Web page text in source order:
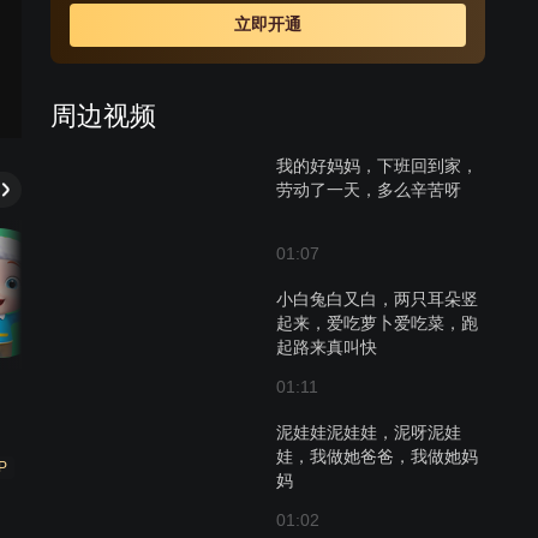
立即开通
周边视频
我的好妈妈，下班回到家，
劳动了一天，多么辛苦呀
01:07
小白兔白又白，两只耳朵竖
起来，爱吃萝卜爱吃菜，跑
起路来真叫快
01:11
泥娃娃泥娃娃，泥呀泥娃
娃，我做她爸爸，我做她妈
妈
01:02